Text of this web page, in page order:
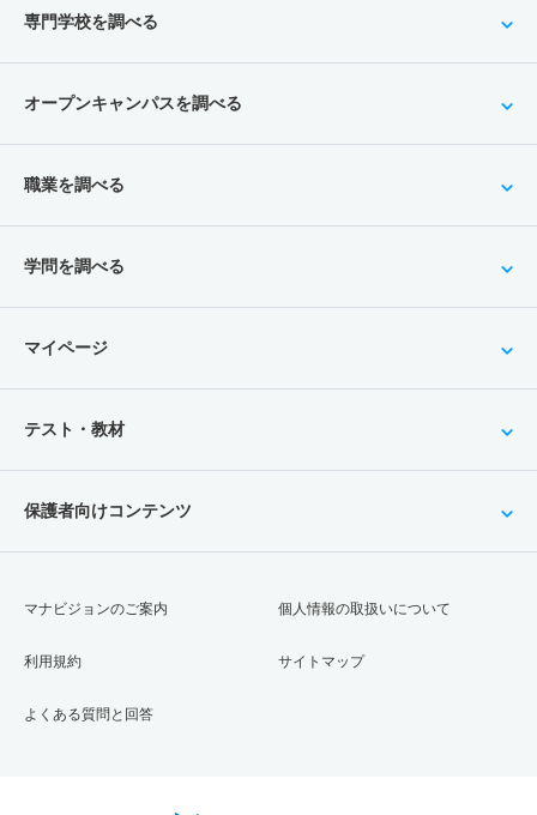
専門学校を調べる
オープンキャンパスを調べる
職業を調べる
学問を調べる
マイページ
テスト・教材
保護者向けコンテンツ
マナビジョンのご案内
利用規約
よくある質問と回答
個人情報の取扱いについて
サイトマップ